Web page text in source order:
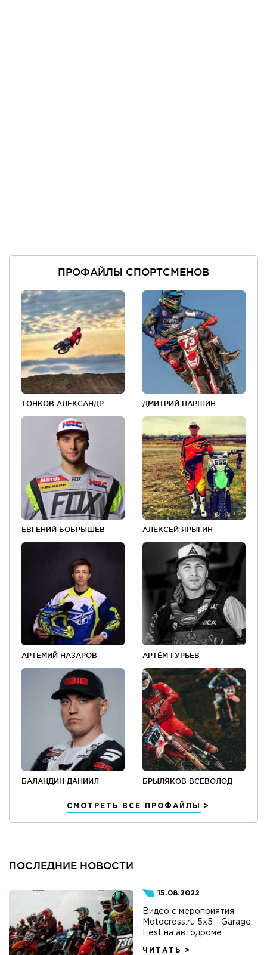
ПРОФАЙЛЫ СПОРТСМЕНОВ
ТОНКОВ АЛЕКСАНДР ДМИТРИЙ ПАРШИН
ЕВГЕНИЙ БОБРЫШЕВ АЛЕКСЕЙ ЯРЫГИН
АРТЕМИЙ НАЗАРОВ АРТЁМ ГУРЬЕВ
БАЛАНДИН ДАНИИЛ БРЫЛЯКОВ ВСЕВОЛОД
СМОТРЕТЬ ВСЕ ПРОФАЙЛЫ
ПОСЛЕДНИЕ НОВОСТИ
15.08.2022
Видео с мероприятия
Motocross.ru 5x5 - Garage
Fest на автодроме
ЧИТАТЬ >